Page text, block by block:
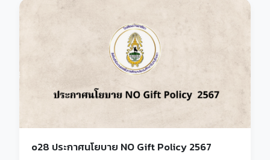
o28 ประกาศนโยบาย NO Gift Policy 2567